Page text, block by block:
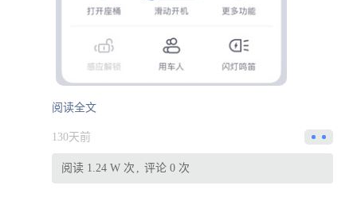
阅读全文
130天前
阅读 1.24 W 次 评论 0 次